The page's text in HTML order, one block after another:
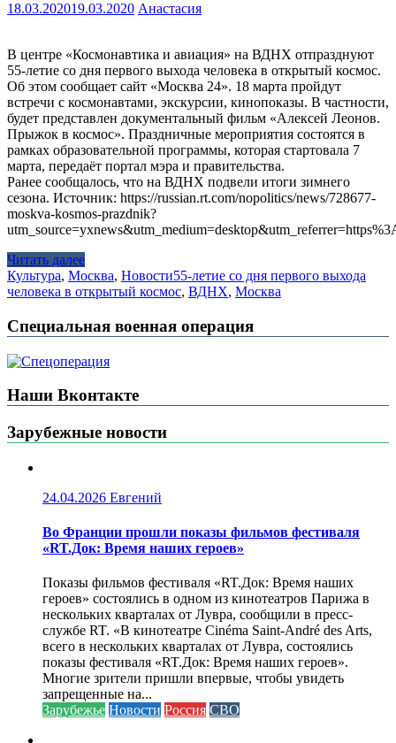
18.03.202019.03.2020 Анастасия
В центре «Космонавтика и авиация» на ВДНХ отпразднуют
55-летие со дня первого выхода человека в открытый космос.
Об этом сообщает сайт «Москва 24». 18 марта пройдут
встречи с космонавтами, экскурсии, кинопоказы. В частности,
будет представлен документальный фильм «Алексей Леонов.
Прыжок в космос». Праздничные мероприятия состоятся в
рамках образовательной программы, которая стартовала 7
марта, передаёт портал мэра и правительства.
Ранее сообщалось, что на ВДНХ подвели итоги зимнего
сезона. Источник: https://russian.rt.com/nopolitics/news/728677-
moskva-kosmos-prazdnik?
Читать далее
Культура, Москва, Новости55-летие со дня первого выхода
человека в открытый космос, ВДНХ, Москва
Специальная военная операция
Наши Вконтакте
Зарубежные новости
24.04.2026 Евгений
Во Франции прошли показы фильмов фестиваля
«RT.Док: Время наших героев»
Показы фильмов фестиваля «RT.Док: Время наших
героев» состоялись в одном из кинотеатров Парижа в
нескольких кварталах от Лувра, сообщили в пресс-
службе RT. «В кинотеатре Cinéma Saint-André des Arts,
всего в нескольких кварталах от Лувра, состоялись
показы фестиваля «RT.Док: Время наших героев».
Многие зрители пришли впервые, чтобы увидеть
запрещенные на...
Зарубежье Новости Россия СВО